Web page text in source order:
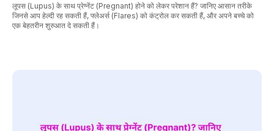
लूपस (Lupus) के साथ प्रेग्नेंट (Pregnant) होने को लेकर परेशान हैं? जानिए आसान तरीके
जिनसे आप हेल्दी रह सकती हैं, फ्लेअर्स (Flares) को कंट्रोल कर सकती हैं, और अपने बच्चे को
एक बेहतरीन शुरुआत दे सकती हैं।